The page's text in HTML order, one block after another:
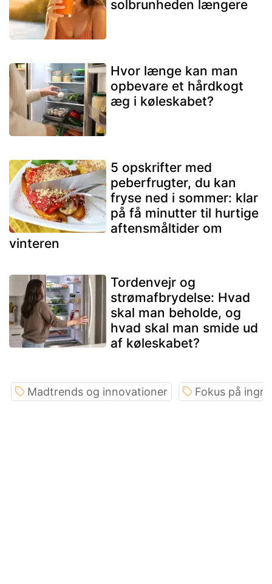
solbrunheden længere
Hvor længe kan man
opbevare et hårdkogt
æg i køleskabet?
5 opskrifter med
peberfrugter, du kan
fryse ned i sommer: klar
på få minutter til hurtige
aftensmåltider om
vinteren
Tordenvejr og
strømafbrydelse: Hvad
skal man beholde, og
hvad skal man smide ud
af køleskabet?
Madtrends og innovationer Fokus på